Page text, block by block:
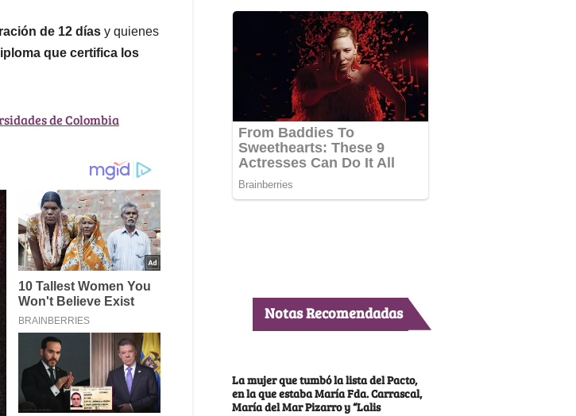
de 12 días y quienes
que certifica los
de Colombia
Notas Recomendadas
La mujer que tumbó la lista del Pacto,
en la que estaba María Fda. Carrascal,
María del Mar Pizarro y “Lalis